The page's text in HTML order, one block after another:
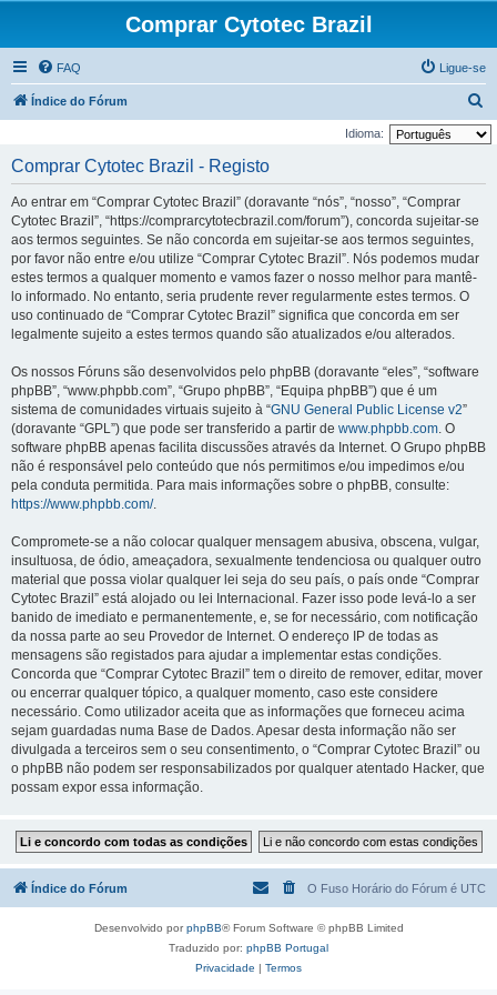
Comprar Cytotec Brazil
FAQ Ligue-se
Índice do Fórum
e
Idioma:
Comprar Cytotec Brazil - Registo
Ao entrar em “Comprar Cytotec Brazil” (doravante “nós”, “nosso”, “Comprar
Cytotec Brazil”, “https://comprarcytotecbrazil.com/forum”), concorda sujeitar-se
aos termos seguintes. Se não concorda em sujeitar-se aos termos seguintes,
por favor não entre e/ou utilize “Comprar Cytotec Brazil”. Nós podemos mudar
estes termos a qualquer momento e vamos fazer o nosso melhor para mantê-
lo informado. No entanto, seria prudente rever regularmente estes termos. O
uso continuado de “Comprar Cytotec Brazil” significa que concorda em ser
legalmente sujeito a estes termos quando são atualizados e/ou alterados.
Os nossos Fóruns são desenvolvidos pelo phpBB (doravante “eles”, “software
phpBB”, “www.phpbb.com”, “Grupo phpBB”, “Equipa phpBB”) que é um
sistema de comunidades virtuais sujeito à “GNU General Public License v2”
(doravante “GPL”) que pode ser transferido a partir de www.phpbb.com. O
software phpBB apenas facilita discussões através da Internet. O Grupo phpBB
não é responsável pelo conteúdo que nós permitimos e/ou impedimos e/ou
pela conduta permitida. Para mais informações sobre o phpBB, consulte:
https://www.phpbb.com/.
Compromete-se a não colocar qualquer mensagem abusiva, obscena, vulgar,
insultuosa, de ódio, ameaçadora, sexualmente tendenciosa ou qualquer outro
material que possa violar qualquer lei seja do seu país, o país onde “Comprar
Cytotec Brazil” está alojado ou lei Internacional. Fazer isso pode levá-lo a ser
banido de imediato e permanentemente, e, se for necessário, com notificação
da nossa parte ao seu Provedor de Internet. O endereço IP de todas as
mensagens são registados para ajudar a implementar estas condições.
Concorda que “Comprar Cytotec Brazil” tem o direito de remover, editar, mover
ou encerrar qualquer tópico, a qualquer momento, caso este considere
necessário. Como utilizador aceita que as informações que forneceu acima
sejam guardadas numa Base de Dados. Apesar desta informação não ser
divulgada a terceiros sem o seu consentimento, o “Comprar Cytotec Brazil” ou
o phpBB não podem ser responsabilizados por qualquer atentado Hacker, que
possam expor essa informação.
Índice do Fórum O Fuso Horário do Fórum é UTC
Desenvolvido porphpBB® Forum Software © phpBB Limited
Traduzido por: phpBB Portugal
Privacidade | Termos